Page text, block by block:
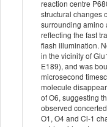
reaction centre
structural changes
surrounding amino
reflecting the fast
flash illumination.
in the vicinity of
E189), and was
microsecond
molecule
of O6, suggesting
observed
O1, O4 and Cl-1